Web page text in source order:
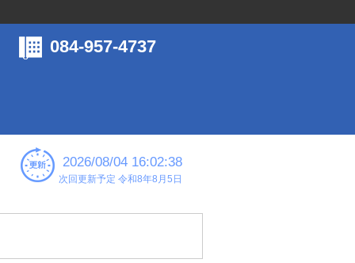
084-957-4737
2026/08/04 16:02:38
次回更新予定 令和8年8月5日